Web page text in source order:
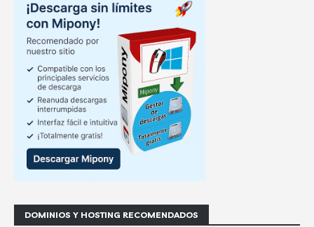
DOMINIOS Y HOSTING RECOMENDADOS